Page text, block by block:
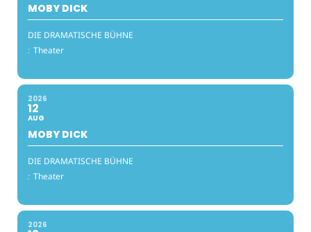
MOBY DICK
DIE DRAMATISCHE BÜHNE
: Theater
2026
12
AUG
MOBY DICK
DIE DRAMATISCHE BÜHNE
: Theater
2026